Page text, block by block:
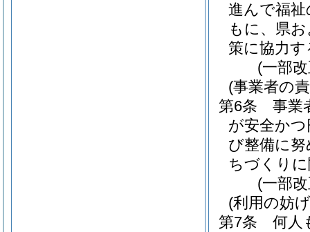
進んで福
もに、県
策に協力
(一部
(事業者の
第6条
事業
が安全か
び整備に
ちづくり
(一部
(利用の妨
第7条
何人